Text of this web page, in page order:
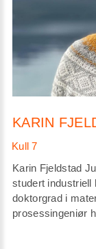
KARIN
Karin Fjeldstad
studert industriell
doktorgrad i
prosessingeniør